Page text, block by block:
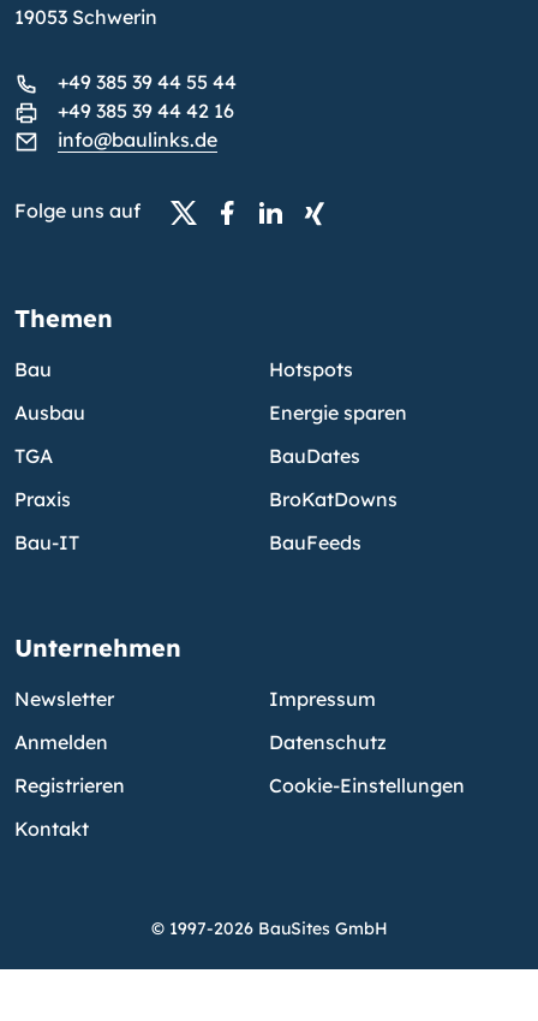
19053 Schwerin
+49 385 39 44 55 44
+49 385 39 44 42 16
info@baulinks.de
Folge uns auf
Themen
Bau
Ausbau
TGA
Praxis
Bau-IT
Hotspots
Energie sparen
BauDates
BroKatDowns
BauFeeds
Unternehmen
Newsletter
Anmelden
Registrieren
Kontakt
Impressum
Datenschutz
Cookie-Einstellungen
© 1997-2026 BauSites GmbH